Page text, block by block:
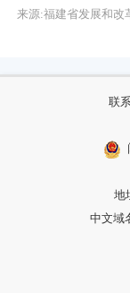
来源:福建省发展和改
联
地
中文域